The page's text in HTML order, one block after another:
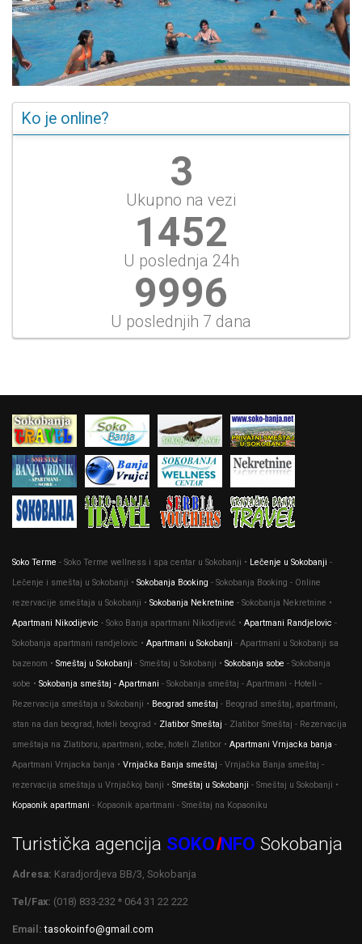
Ko je online?
3
Ukupno na vezi
1675
U poslednja 24h
11534
U poslednjih 7 dana
Soko Terme - Soko Terme wellness i spa centar u Sokobanji • Lečenje u Sokobanji -
Lečenje i smeštaj u Sokobanji • Sokobanja Booking - Sokobanja Booking - Online
rezervacije smeštaja u Sokobanji • Sokobanja Nekretnine - Sokobanja Nekretnine •
Apartmani Nikodijevic - Soko Banja apartmani Nikodijević • Apartmani Randjelovic -
Sokobanja apartmani randjelovic • Apartmani u Sokobanji - Apartmani u Sokobanji sa
bazenom • Smeštaj u Sokobanji - Smeštaj u Sokobanji • Sokobanja sobe - Sokobanja
sobe • Sokobanja smeštaj - Apartmani - Sokobanja smeštaj - Apartmani - Hoteli -
Rezervacija smeštaja u Sokobanji • Beograd smeštaj - Beograd smeštaj, apartmani,
stan na dan beograd, hoteli beograd • Zlatibor Smeštaj - Zlatibor Smeštaj - Rezervacija
smeštaja na Zlatiboru, apartmani, sobe, hoteli Zlatibor • Apartmani Vrnjacka banja -
Apartmani Vrnjacka banja • Vrnjačka Banja smeštaj - Vrnjačka Banja smeštaj -
rezervacija smeštaja u Vrnjačkoj banji • Smeštaj u Sokobanji - Smeštaj u Sokobanji •
Kopaonik apartmani - Kopaonik apartmani - Smeštaj na Kopaoniku
Turistička agencija SOKOINFO Sokobanja
Adresa: Karadjordjeva BB/3, Sokobanja
Tel/Fax: (018) 833-232 * 064 31 22 222
Email: tasokoinfo@gmail.com